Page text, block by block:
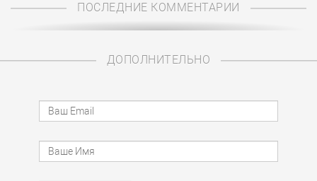
ПОСЛЕДНИЕ КОММЕНТАРИИ
ДОПОЛНИТЕЛЬНО